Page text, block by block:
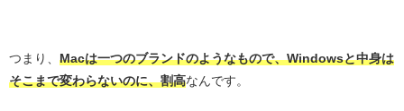
つまり、 Macは一つのブランドのようなもので、Windowsと中身は
そこまで変わらないのに、割高なんです。